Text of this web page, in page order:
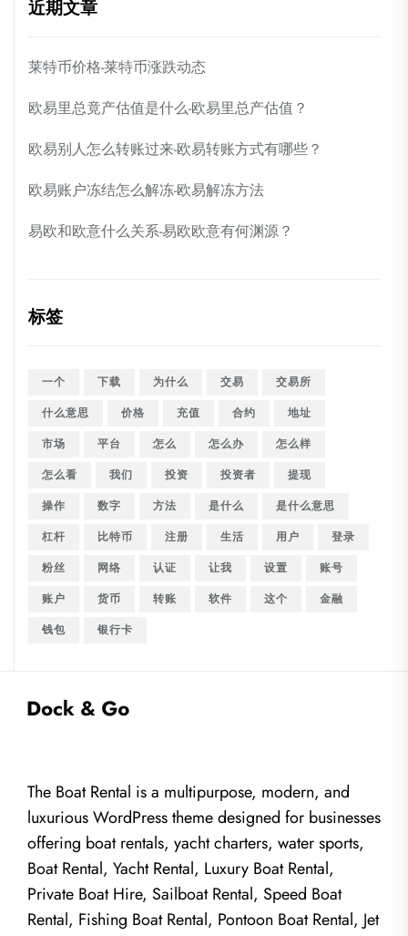
近期文章
莱特币价格-莱特币涨跌动态
欧易里总竟产估值是什么-欧易里总产估值？
欧易别人怎么转账过来-欧易转账方式有哪些？
欧易账户冻结怎么解冻-欧易解冻方法
易欧和欧意什么关系-易欧欧意有何渊源？
标签
一个 下载 为什么 交易
交易所
什么意思
价格 充值 合约
地址
市场
平台 怎么 怎么办
怎么样
怎么看
我们 投资 投资者
提现
操作
数字 方法 是什么
是什么意思
杠杆
比特币 注册 生活 用户
登录
粉丝
网络 认证 让我 设置
账号
账户
货币 转账 软件 这个
金融
钱包
银行卡
The Boat Rental is a multipurpose, modern, and
luxurious WordPress theme designed for businesses
offering boat rentals, yacht charters, water sports,
Boat Rental, Yacht Rental, Luxury Boat Rental,
Private Boat Hire, Sailboat Rental, Speed Boat
Rental, Fishing Boat Rental, Pontoon Boat Rental, Jet